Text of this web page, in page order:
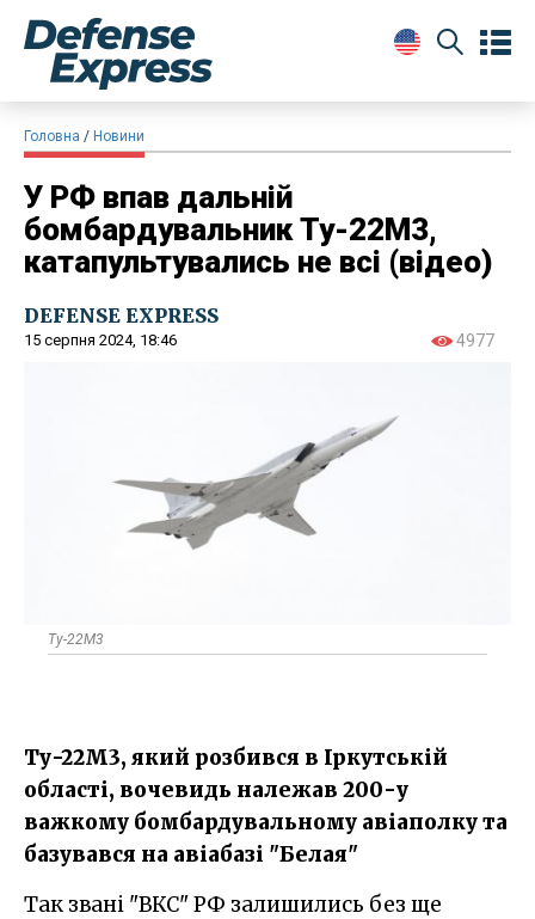
Головна Новини
У РФ впав дальній
бомбардувальник Ту-22М3,
катапультувались не всі (відео)
DEFENSE EXPRESS
15 серпня 2024, 18:46 4977
Ту-22М3
Ту-22М3, який розбився в Іркутській
області, вочевидь належав 200-у
важкому бомбардувальному авіаполку та
базувався на авіабазі "Белая"
Так звані "ВКС" РФ залишились без ще